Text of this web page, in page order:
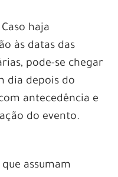
Caso haja
às datas das
pode-se chegar
dia depois do
antecedência e
do evento.
assumam